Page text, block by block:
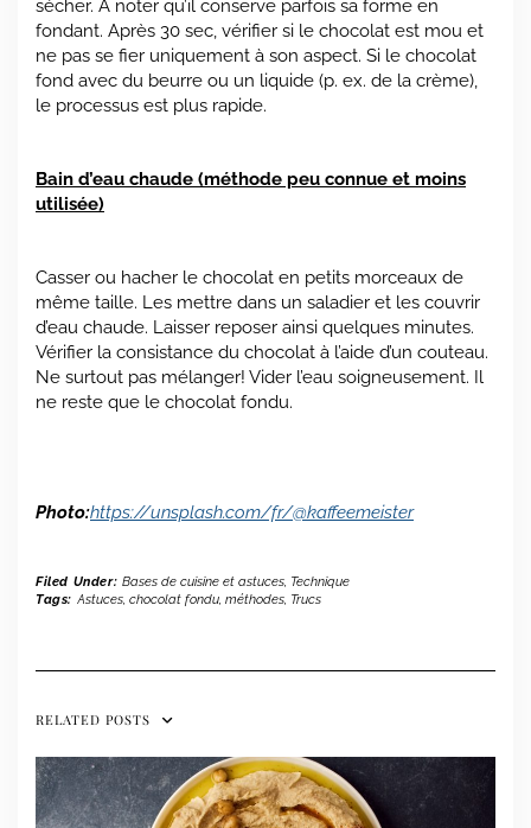
sécher. À noter qu’il conserve parfois sa forme en
fondant. Après 30 sec, vérifier si le chocolat est mou et
ne pas se fier uniquement à son aspect. Si le chocolat
fond avec du beurre ou un liquide (p. ex. de la crème),
le processus est plus rapide.
Bain d’eau chaude (méthode peu connue et moins
utilisée)
Casser ou hacher le chocolat en petits morceaux de
même taille. Les mettre dans un saladier et les couvrir
d’eau chaude. Laisser reposer ainsi quelques minutes.
Vérifier la consistance du chocolat à l’aide d’un couteau.
Ne surtout pas mélanger! Vider l’eau soigneusement. Il
ne reste que le chocolat fondu.
Photo:https://unsplash.com/fr/@kaffeemeister
Filed Under: Bases de cuisine et astuces, Technique
Tags: Astuces, chocolat fondu, méthodes, Trucs
RELATED POSTS